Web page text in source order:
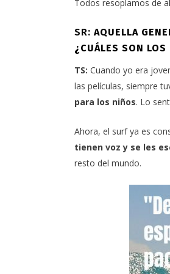
Todos resoplamos de
SR: AQUELLA
¿CUÁLES SON
TS: Cuando yo era
las películas, siempre
para los niños. Lo
Ahora, el surf ya es
tienen voz y se les
resto del mundo.